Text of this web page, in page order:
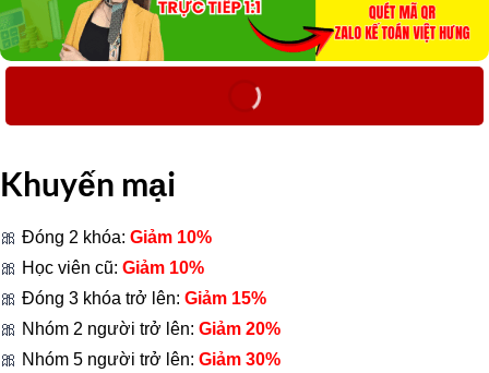
Khuyến mại
🎀 Đóng 2 khóa: Giảm 10%
🎀 Học viên cũ: Giảm 10%
🎀 Đóng 3 khóa trở lên: Giảm 15%
🎀 Nhóm 2 người trở lên: Giảm 20%
🎀 Nhóm 5 người trở lên: Giảm 30%